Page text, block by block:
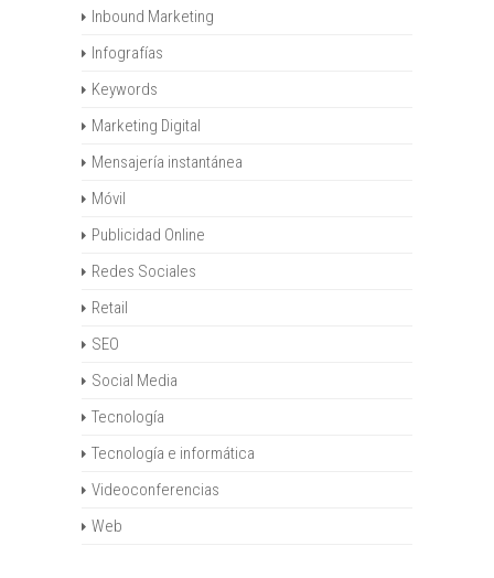
Inbound Marketing
Infografías
Keywords
Marketing Digital
Mensajería instantánea
Móvil
Publicidad Online
Redes Sociales
Retail
SEO
Social Media
Tecnología
Tecnología e informática
Videoconferencias
Web